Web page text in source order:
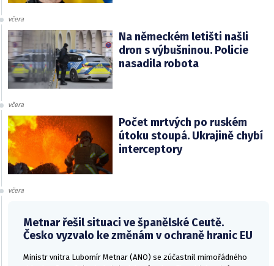
včera
Na německém letišti našli
dron s výbušninou. Policie
nasadila robota
včera
Počet mrtvých po ruském
útoku stoupá. Ukrajině chybí
interceptory
včera
Metnar řešil situaci ve španělské Ceutě.
Česko vyzvalo ke změnám v ochraně hranic EU
Ministr vnitra Lubomír Metnar (ANO) se zúčastnil mimořádného